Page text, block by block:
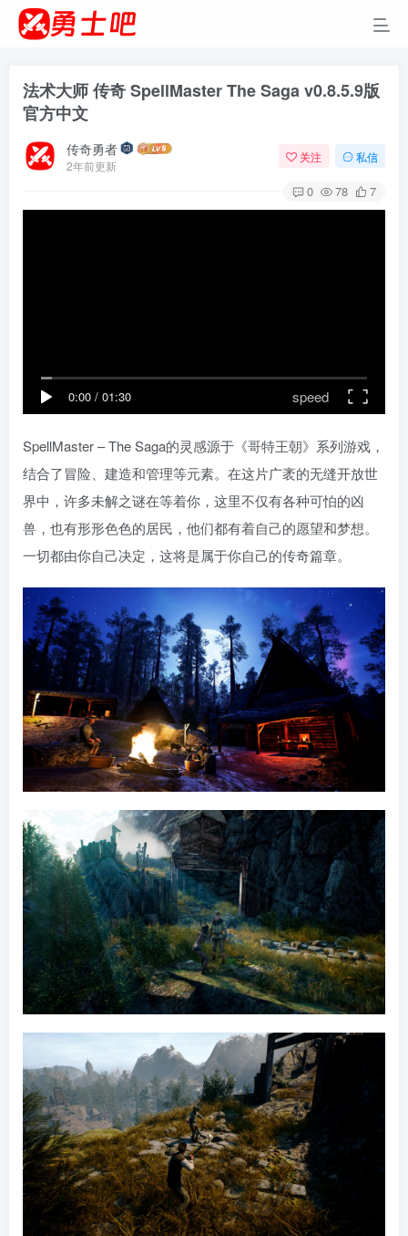
法术大师 传奇 SpellMaster The Saga v0.8.5.9版
官方中文
传奇勇者
2年前更新
关注 私信
0 78 7
0:00 / 01:30 speed
SpellMaster – The Saga的灵感源于《哥特王朝》系列游戏，
结合了冒险、建造和管理等元素。在这片广袤的无缝开放世
界中，许多未解之谜在等着你，这里不仅有各种可怕的凶
兽，也有形形色色的居民，他们都有着自己的愿望和梦想。
一切都由你自己决定，这将是属于你自己的传奇篇章。